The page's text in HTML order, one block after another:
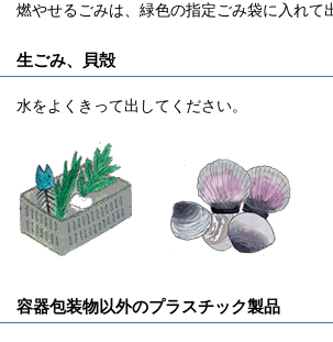
燃やせるごみは、緑色の指定ごみ袋に入れて
生ごみ、貝殻
水をよくきって出してください。
容器包装物以外のプラスチック製品